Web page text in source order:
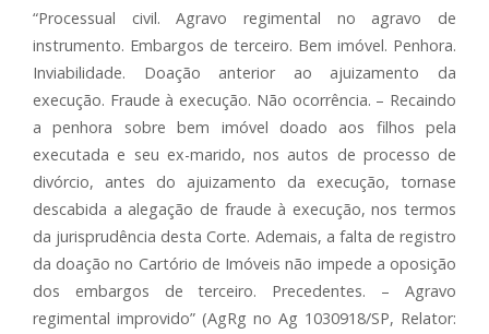
“Processual civil. Agravo regimental no agravo de
instrumento. Embargos de terceiro. Bem imóvel. Penhora.
Inviabilidade. Doação anterior ao ajuizamento da
execução. Fraude à execução. Não ocorrência. – Recaindo
a penhora sobre bem imóvel doado aos filhos pela
executada e seu ex-marido, nos autos de processo de
divórcio, antes do ajuizamento da execução, tornase
descabida a alegação de fraude à execução, nos termos
da jurisprudência desta Corte. Ademais, a falta de registro
da doação no Cartório de Imóveis não impede a oposição
dos embargos de terceiro. Precedentes. – Agravo
regimental improvido” (AgRg no Ag 1030918/SP, Relator: